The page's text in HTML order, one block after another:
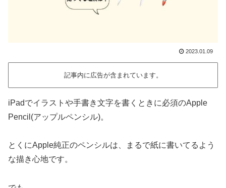
2023.01.09
記事内に広告が含まれています。
iPadでイラストや手書き文字を書くときに必須のApple
Pencil(アップルペンシル)。
とくにApple純正のペンシルは、まるで紙に書いてるよう
な描き心地です。